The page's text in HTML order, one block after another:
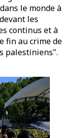
le monde à
les
continus et à
fin au crime de
palestiniens".